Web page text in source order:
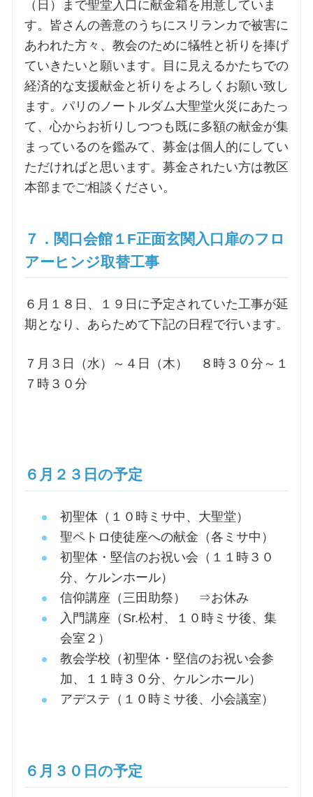
（日）まで聖堂入口に献金箱を用意していま
す。皆さんの善意のうちにスリランカで被害に
あわれた方々、教会のために犠牲と祈りを捧げ
ていきたいと願います。目に見えるかたちでの
経済的な支援献金と祈りをよろしくお願い致し
ます。パリのノートルダム大聖堂火災にあたっ
て、心からお祈りしつつも既に多額の献金が集
まっているのを鑑みて、募金は個人的にしてい
ただければと思います。募金されたい方は教区
本部までご相談ください。
７．関口会館１F正面玄関入口扉のフロ
アーヒンジ取替工事
６月１８日、１９日に予定されていた工事が延
期となり、あらためて下記の日程で行います。
７月３日（水）～４日（木） ８時３０分～１
７時３０分
６月２３日の予定
初聖体（１０時ミサ中、大聖堂）
聖ペトロ使徒座への献金（各ミサ中）
初聖体・堅信のお祝い会（１１時３０
分、ケルンホール）
信仰講座（三田助祭） ⇒お休み
入門講座（Sr.松村、１０時ミサ後、集
会室２）
教会学校（初聖体・堅信のお祝い会参
加、１１時３０分、ケルンホール）
アデステ（１０時ミサ後、小会議室）
６月３０日の予定